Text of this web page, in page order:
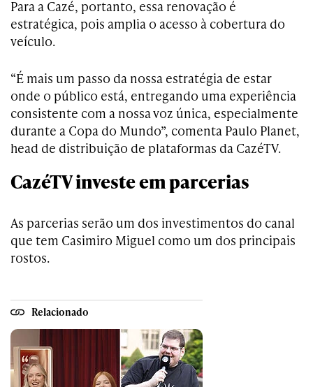
Para a Cazé, portanto, essa renovação é
estratégica, pois amplia o acesso à cobertura do
veículo.
“É mais um passo da nossa estratégia de estar
onde o público está, entregando uma experiência
consistente com a nossa voz única, especialmente
durante a Copa do Mundo”, comenta Paulo Planet,
head de distribuição de plataformas da CazéTV.
CazéTV investe em parcerias
As parcerias serão um dos investimentos do canal
que tem Casimiro Miguel como um dos principais
rostos.
Relacionado